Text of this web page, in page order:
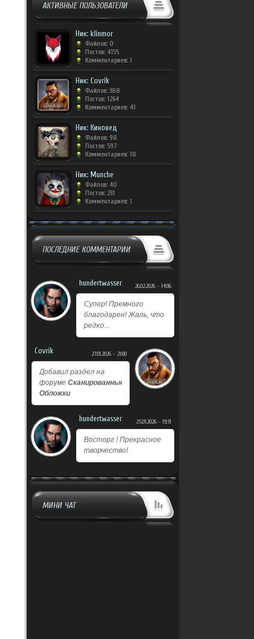
АКТИВНЫЕ ПОЛЬЗОВАТЕЛИ
Ник: klinmor
Файлов: 0
Постов: 4155
Комментариев: 1
Ник: Covrik
Файлов: 388
Постов: 1264
Комментариев: 41
Ник: Киновед
Файлов: 98
Постов: 597
Комментариев: 18
Ник: Munche
Файлов: 40
Постов: 231
Комментариев: 1
ПОСЛЕДНИЕ КОММЕНТАРИИ
hundertwasser 26.02.2026 - 14:06
Супер! Премного
благодарен! Жаль, что
редко...
Covrik 27.01.2026 - 21:00
Добавил раздел на
форуме Сканированные
Обложки
hundertwasser 25.01.2026 - 19:31
Восторг ! Прекрасное
творчество!
МИНИ ЧАТ